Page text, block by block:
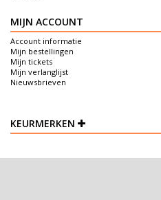
MIJN ACCOUNT
Account informatie
Mijn bestellingen
Mijn tickets
Mijn verlanglijst
Nieuwsbrieven
KEURMERKEN